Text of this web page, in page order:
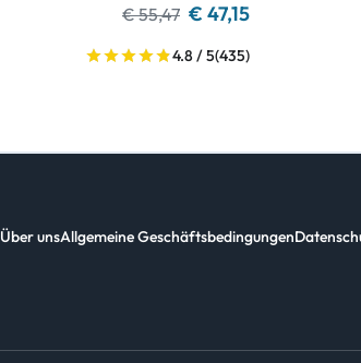
€ 55,47 € 47,15
4.8 / 5(435)
Über unsAllgemeine Geschäftsbedingungen